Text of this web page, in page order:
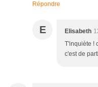
Répondre
E Elisabeth
T'inquiète !
c'est de